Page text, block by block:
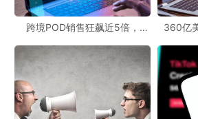
自 FBM Ship+上线以来，小编收到了大
务开通、使用规则、返现政策
等方面
速理清核心疑问，高效开启物流新体
频问题并逐一解答
，从基础设置到返
问题排查，您最关心的问题，一文搞定
跨境POD销售狂飙近5倍，
360亿